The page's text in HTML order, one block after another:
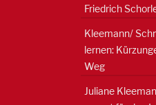
Friedrich
Kleemann/
lernen:
Weg
Juliane